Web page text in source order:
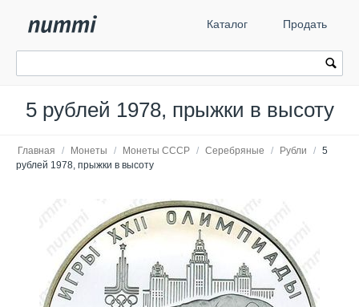
Каталог Продать
5 рублей 1978, прыжки в высоту
Главная / Монеты / Монеты СССР / Серебряные / Рубли / 5
рублей 1978, прыжки в высоту